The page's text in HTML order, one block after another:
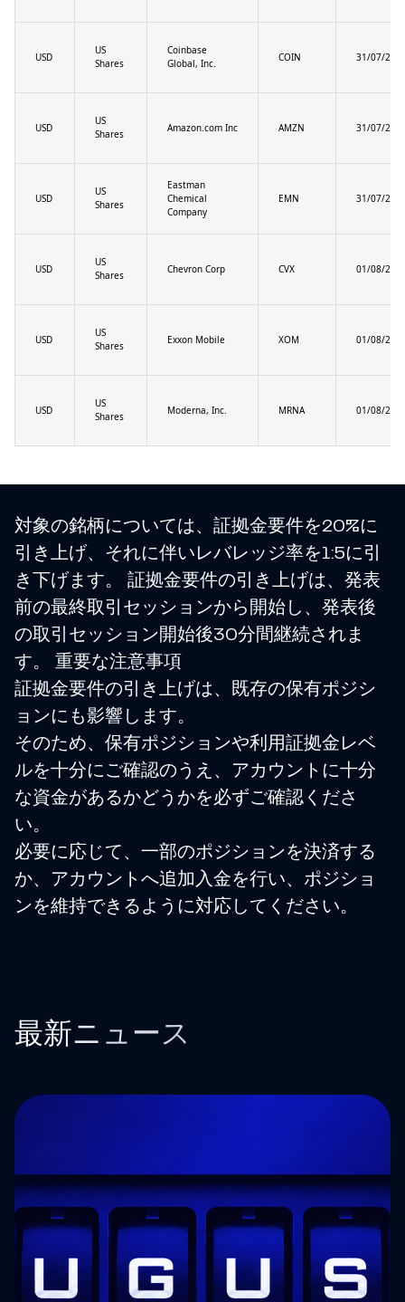
USD
US
Shares
Coinbase
Global, Inc.
COIN 31/07/
USD
US
Shares
Amazon.com Inc AMZN 31/07/
USD
US
Shares
Eastman
Chemical
Company
EMN 31/07/
USD
US
Shares
Chevron Corp CVX 01/08/
USD
US
Shares
Exxon Mobile XOM 01/08/
USD
US
Shares
Moderna, Inc. MRNA 01/08/
対象の銘柄については、証拠金要件を20%に
引き上げ、それに伴いレバレッジ率を1:5に引
き下げます。 証拠金要件の引き上げは、発表
前の最終取引セッションから開始し、発表後
の取引セッション開始後30分間継続されま
す。 重要な注意事項
証拠金要件の引き上げは、既存の保有ポジシ
ョンにも影響します。
そのため、保有ポジションや利用証拠金レベ
ルを十分にご確認のうえ、アカウントに十分
な資金があるかどうかを必ずご確認くださ
い。
必要に応じて、一部のポジションを決済する
か、アカウントへ追加入金を行い、ポジショ
ンを維持できるように対応してください。
最新ニュース